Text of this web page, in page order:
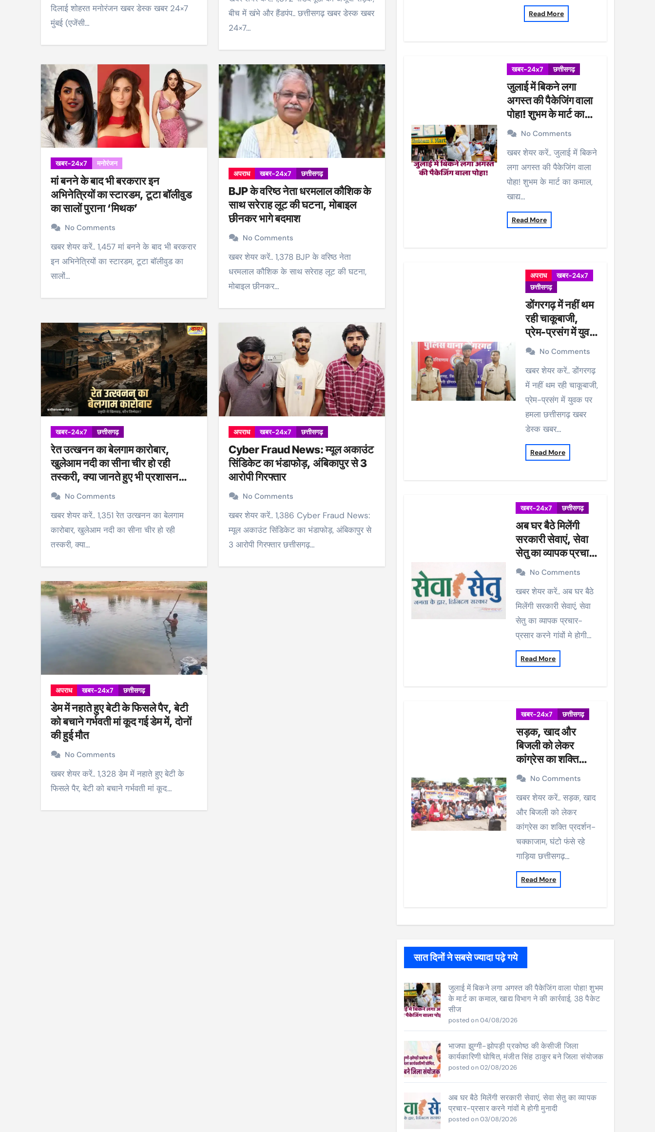
दिलाई शोहरत मनोरंजन खबर डेस्क खबर 24×7
मुंबई (एजेंसी…
बीच में खंभे और हैंडपंप.. छत्तीसगढ़ खबर डेस्क खबर
24×7…
खबर-24x7 मनोरंजन
मां बनने के बाद भी बरकरार इन
अभिनेत्रियों का स्टारडम, टूटा बॉलीवुड
का सालों पुराना ‘मिथक’
No Comments
खबर शेयर करें.. 1,457 मां बनने के बाद भी बरकरार
इन अभिनेत्रियों का स्टारडम, टूटा बॉलीवुड का
सालों…
अपराध खबर-24x7 छत्तीसगढ़
BJP के वरिष्ठ नेता धरमलाल कौशिक के
साथ सरेराह लूट की घटना, मोबाइल
छीनकर भागे बदमाश
No Comments
खबर शेयर करें.. 1,378 BJP के वरिष्ठ नेता
धरमलाल कौशिक के साथ सरेराह लूट की घटना,
मोबाइल छीनकर…
खबर-24x7 छत्तीसगढ़
रेत उत्खनन का बेलगाम कारोबार,
खुलेआम नदी का सीना चीर हो रही
तस्करी, क्या जानते हुए भी प्रशासन
अनजान?No Comments
खबर शेयर करें.. 1,351 रेत उत्खनन का बेलगाम
कारोबार, खुलेआम नदी का सीना चीर हो रही
तस्करी, क्या…
अपराध खबर-24x7 छत्तीसगढ़
Cyber Fraud News: म्यूल अकाउंट
सिंडिकेट का भंडाफोड़, अंबिकापुर से 3
आरोपी गिरफ्तार
No Comments
खबर शेयर करें.. 1,386 Cyber Fraud News:
म्यूल अकाउंट सिंडिकेट का भंडाफोड़, अंबिकापुर से
3 आरोपी गिरफ्तार छत्तीसगढ़…
अपराध खबर-24x7 छत्तीसगढ़
डेम में नहाते हुए बेटी के फिसले पैर, बेटी
को बचाने गर्भवती मां कूद गई डेम में, दोनों
की हुई मौत
No Comments
खबर शेयर करें.. 1,328 डेम में नहाते हुए बेटी के
फिसले पैर, बेटी को बचाने गर्भवती मां कूद…
Read More
खबर-24x7 छत्तीसगढ़
जुलाई में बिकने लगा
अगस्त की पैकेजिंग वाला
पोहा! शुभम के मार्ट का
कमाल, खाद्य विभाग ने की
कार्रवाई, 38 पैकेट सीज
No Comments
खबर शेयर करें.. जुलाई में बिकने
लगा अगस्त की पैकेजिंग वाला
पोहा! शुभम के मार्ट का कमाल,
खाद्य…
Read More
अपराध
खबर-24x7
छत्तीसगढ़
डोंगरगढ़ में नहीं थम
रही चाकूबाजी,
प्रेम-प्रसंग में युवक
पर हमलाNo Comments
खबर शेयर करें.. डोंगरगढ़
में नहीं थम रही चाकूबाजी,
प्रेम-प्रसंग में युवक पर
हमला छत्तीसगढ़ खबर
डेस्क खबर…
Read More
खबर-24x7 छत्तीसगढ़
अब घर बैठे मिलेंगी
सरकारी सेवाएं, सेवा
सेतु का व्यापक प्रचार-
प्रसार करने गांवों मे
होगी मुनादी
No Comments
खबर शेयर करें.. अब घर बैठे
मिलेंगी सरकारी सेवाएं, सेवा
सेतु का व्यापक प्रचार-
प्रसार करने गांवों मे होगी…
Read More
खबर-24x7 छत्तीसगढ़
सड़क, खाद और
बिजली को लेकर
कांग्रेस का शक्ति
प्रदर्शन-चक्काजाम,
घंटो फंसे रहे गाड़िया
No Comments
खबर शेयर करें.. सड़क, खाद
और बिजली को लेकर
कांग्रेस का शक्ति प्रदर्शन-
चक्काजाम, घंटो फंसे रहे
गाड़िया छत्तीसगढ़…
Read More
सात दिनों ने सबसे ज्यादा पढ़े गये
जुलाई में बिकने लगा अगस्त की पैकेजिंग वाला पोहा! शुभम
के मार्ट का कमाल, खाद्य विभाग ने की कार्रवाई, 38 पैकेट
सीज
posted on 04/08/2026
भाजपा झुग्गी-झोपड़ी प्रकोष्ठ की केसीजी जिला
कार्यकारिणी घोषित, मंजीत सिंह ठाकुर बने जिला संयोजक
posted on 02/08/2026
अब घर बैठे मिलेंगी सरकारी सेवाएं, सेवा सेतु का व्यापक
प्रचार-प्रसार करने गांवों मे होगी मुनादी
posted on 03/08/2026